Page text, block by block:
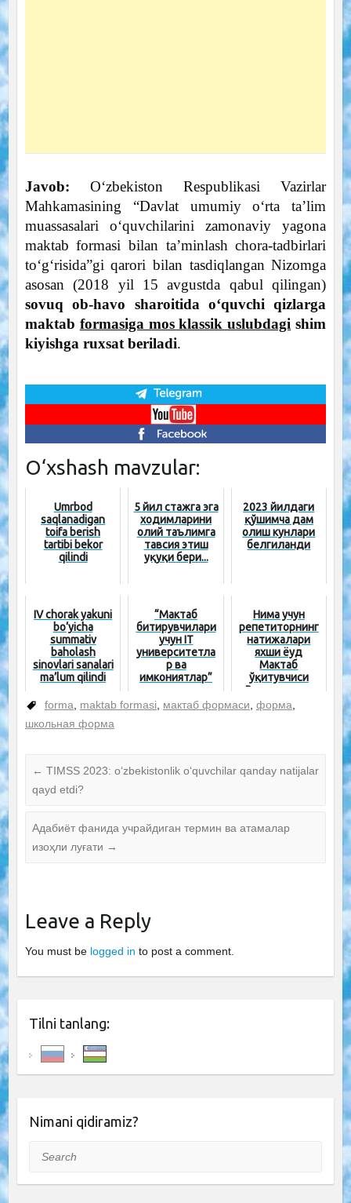
Javob: O‘zbekiston Respublikasi Vazirlar
Mahkamasining “Davlat umumiy o‘rta ta’lim
muassasalari o‘quvchilarini zamonaviy yagona
maktab formasi bilan ta’minlash chora-tadbirlari
to‘g‘risida”gi qarori bilan tasdiqlangan Nizomga
asosan (2018 yil 15 avgustda qabul qilingan)
sovuq ob-havo sharoitida o‘quvchi qizlarga
maktab formasiga mos klassik uslubdagi shim
kiyishga ruxsat beriladi.
O‘xshash mavzular:
Umrbod
saqlanadigan
toifa berish
tartibi bekor
qilindi
5 йил стажга эга
ходимларини
олий таълимга
тавсия этиш
ҳуқуқи бери...
2023 йилдаги
қўшимча дам
олиш кунлари
белгиланди
IV chorak yakuni
bo‘yicha
summativ
baholash
sinovlari sanalari
ma’lum qilindi
“Мактаб
битирувчилари
учун IT
университетла
р ва
имкониятлар”
онлайн семинар
Нима учун
репетиторнинг
натижалари
яхши ёҳуд
Мактаб
ўқитувчиси
Репетиторга
қарши
forma, maktab formasi, мактаб формаси, форма,
школьная форма
← TIMSS 2023: oʻzbekistonlik oʻquvchilar qanday natijalar
qayd etdi?
Адабиёт фанида учрайдиган термин ва атамалар
изоҳли луғати →
Leave a Reply
You must be logged in to post a comment.
Tilni tanlang:
Nimani qidiramiz?
Search